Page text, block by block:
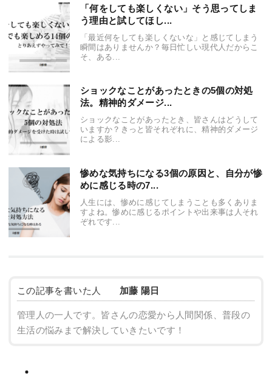
「何をしても楽しくない」そう思ってしま
う理由と試してほし...
「最近何をしても楽しくないな」と感じてしまう
瞬間はありませんか？毎日忙しい現代人だからこ
そ、ある...
ショックなことがあったときの5個の対処
法。精神的ダメージ...
ショックなことがあったとき、皆さんはどうして
いますか？きっと皆それぞれに、精神的ダメージ
による影...
惨めな気持ちになる3個の原因と、自分が惨
めに感じる時の7...
人生には、惨めに感じてしまうことも多くありま
すよね。惨めに感じるポイントや出来事は人それ
ぞれです...
この記事を書いた人 加藤 陽日
管理人の一人です。皆さんの恋愛から人間関係、普段の
生活の悩みまで解決していきたいです！